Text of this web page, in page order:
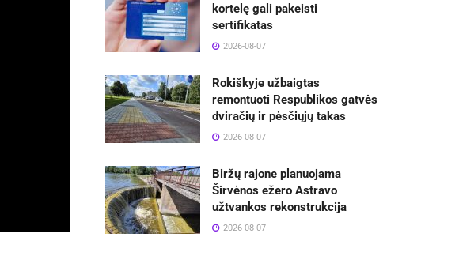
kortelę gali pakeisti
sertifikatas
2026-08-07
Rokiškyje užbaigtas
remontuoti Respublikos gatvės
dviračių ir pėsčiųjų takas
2026-08-07
Biržų rajone planuojama
Širvėnos ežero Astravo
užtvankos rekonstrukcija
2026-08-07